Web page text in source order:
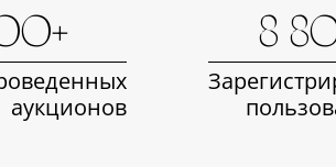
аукционов
8